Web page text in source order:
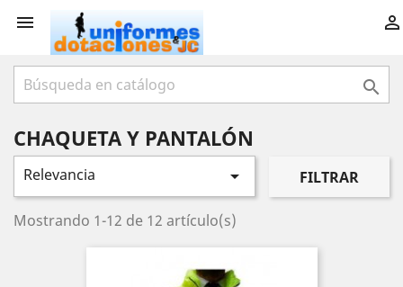
 

CHAQUETA Y PANTALÓN
Relevancia  FILTRAR
Mostrando 1-12 de 12 artículo(s)